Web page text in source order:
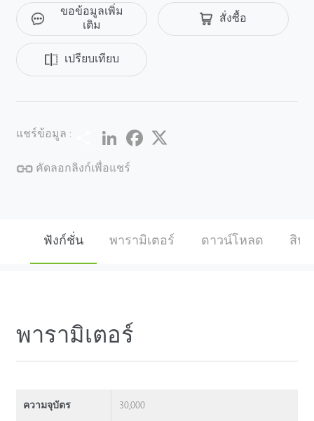
ขอข้อมูลเพิ่ม
เติม
สั่งซื้อ
เปรียบเทียบ
แชร์ข้อมูล : Share LinkedInFacebook
คัดลอกลิงก์เพื่อแชร์
ฟังก์ชั่น พารามิเตอร์ ดาวน์โหลด สิน
พารามิเตอร์
ความจุบัตร 30,000